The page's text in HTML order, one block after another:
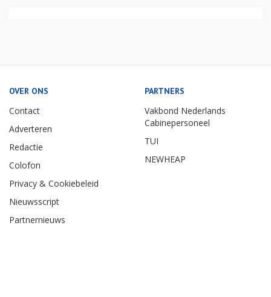
OVER ONS
Contact
Adverteren
Redactie
Colofon
Privacy & Cookiebeleid
Nieuwsscript
Partnernieuws
PARTNERS
Vakbond Nederlands
Cabinepersoneel
TUI
NEWHEAP